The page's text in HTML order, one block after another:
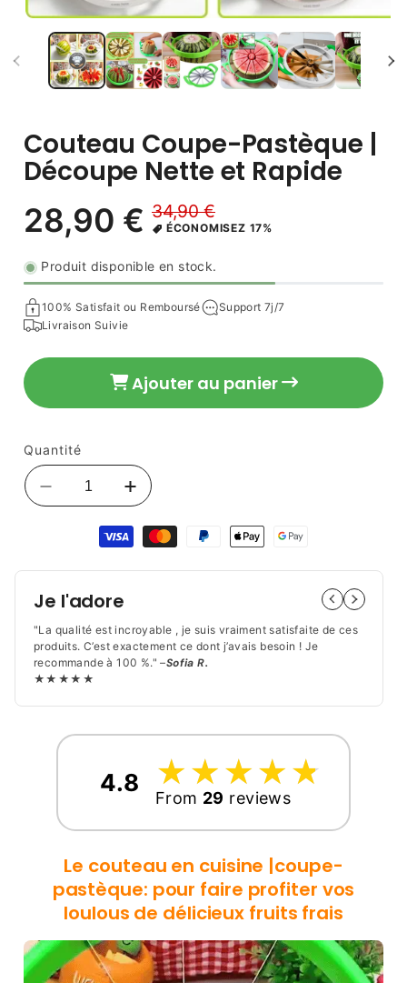
Couteau Coupe-Pastèque |
Découpe Nette et Rapide
promotionnel
28,90 € habituel
34,90 €
ÉCONOMISEZ 17%
Produit disponible en stock.
100% Satisfait ou Remboursé
Support 7j/7
Livraison Suivie
Ajouter au panier
Quantité
Réduire
quantité
Couteau
Coupe-
Pastèque
|
Découpe
Nette
et
Rapide
Augmenter
quantité
de
Couteau
|
Découpe
Nette
Rapide
paiement
Je l'adore
"La qualité est incroyable , je suis vraiment satisfaite de ces
produits. C’est exactement ce dont j’avais besoin ! Je
recommande à 100 %." –Sofia R.
★★★★★
4.8 ☆
★☆
★☆
★☆
★☆
★
From 29 reviews
Le couteau en cuisine |coupe-
pastèque: pour faire profiter vos
loulous de délicieux fruits frais